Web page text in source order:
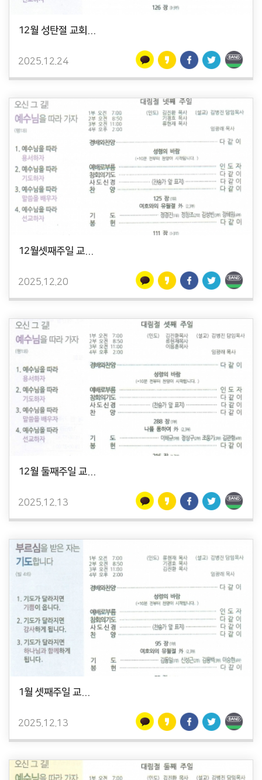
12월 성탄절 교회...
2025.12.24
12월셋째주일 교...
2025.12.20
12월 둘째주일 교...
2025.12.13
1월 셋째주일 교...
2025.12.13